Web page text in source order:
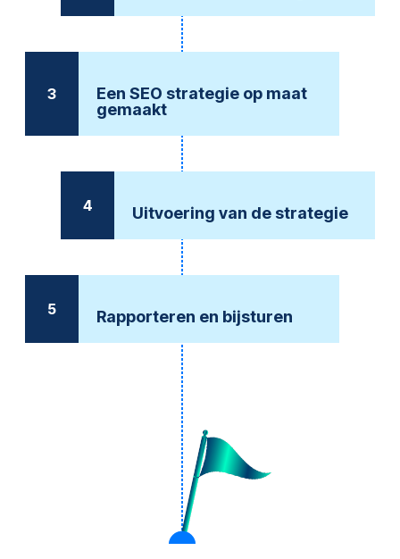
3
Een SEO strategie op maat
gemaakt
4 Uitvoering van de strategie
5 Rapporteren en bijsturen